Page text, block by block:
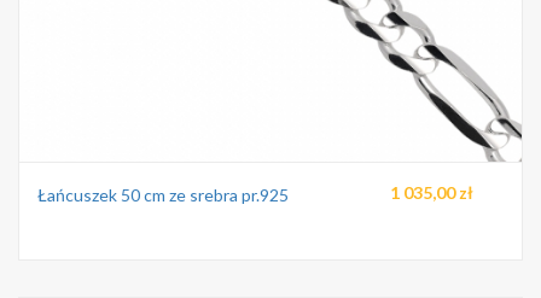
Łańcuszek 50 cm ze srebra pr.925 1 035,00 zł